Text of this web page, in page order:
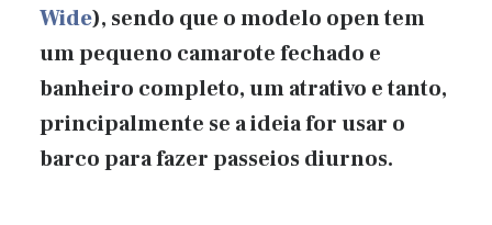
Wide), sendo que o modelo open tem
um pequeno camarote fechado e
banheiro completo, um atrativo e tanto,
principalmente se a ideia for usar o
barco para fazer passeios diurnos.